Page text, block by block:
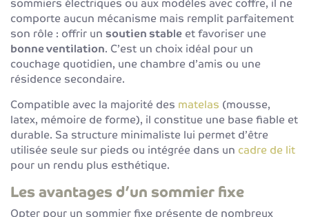
sommiers électriques ou aux modèles avec coffre, il ne
comporte aucun mécanisme mais remplit parfaitement
son rôle : offrir un soutien stable et favoriser une
bonne ventilation. C’est un choix idéal pour un
couchage quotidien, une chambre d’amis ou une
résidence secondaire.
Compatible avec la majorité des matelas (mousse,
latex, mémoire de forme), il constitue une base fiable et
durable. Sa structure minimaliste lui permet d’être
utilisée seule sur pieds ou intégrée dans un cadre de lit
pour un rendu plus esthétique.
Les avantages d’un sommier fixe
Opter pour un sommier fixe présente de nombreux